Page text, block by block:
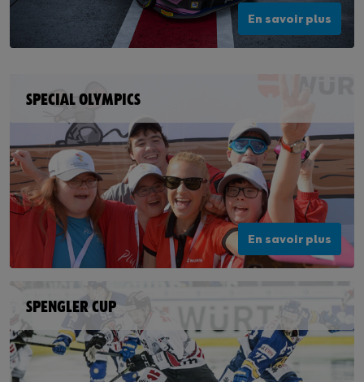
En savoir plus
En savoir plus
SPECIAL OLYMPICS
SPENGLER CUP